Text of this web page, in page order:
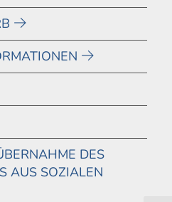
DES
AUS SOZIALEN